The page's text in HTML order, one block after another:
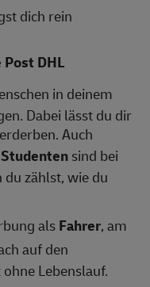
dich rein
DHL
in deinem
Dabei lässt du dir
Auch
Studentensind bei
zählst, wie du
alsFahrer, am
auf den
Lebenslauf.